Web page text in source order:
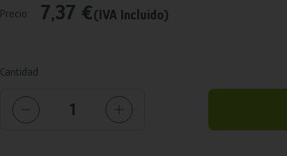
Precio: 7,37 €(IVA Incluido)
Cantidad